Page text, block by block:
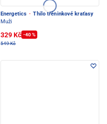
Energetics · Thilo tréninkové kraťasy
Muži
329 Kč -40 %
549 Kč